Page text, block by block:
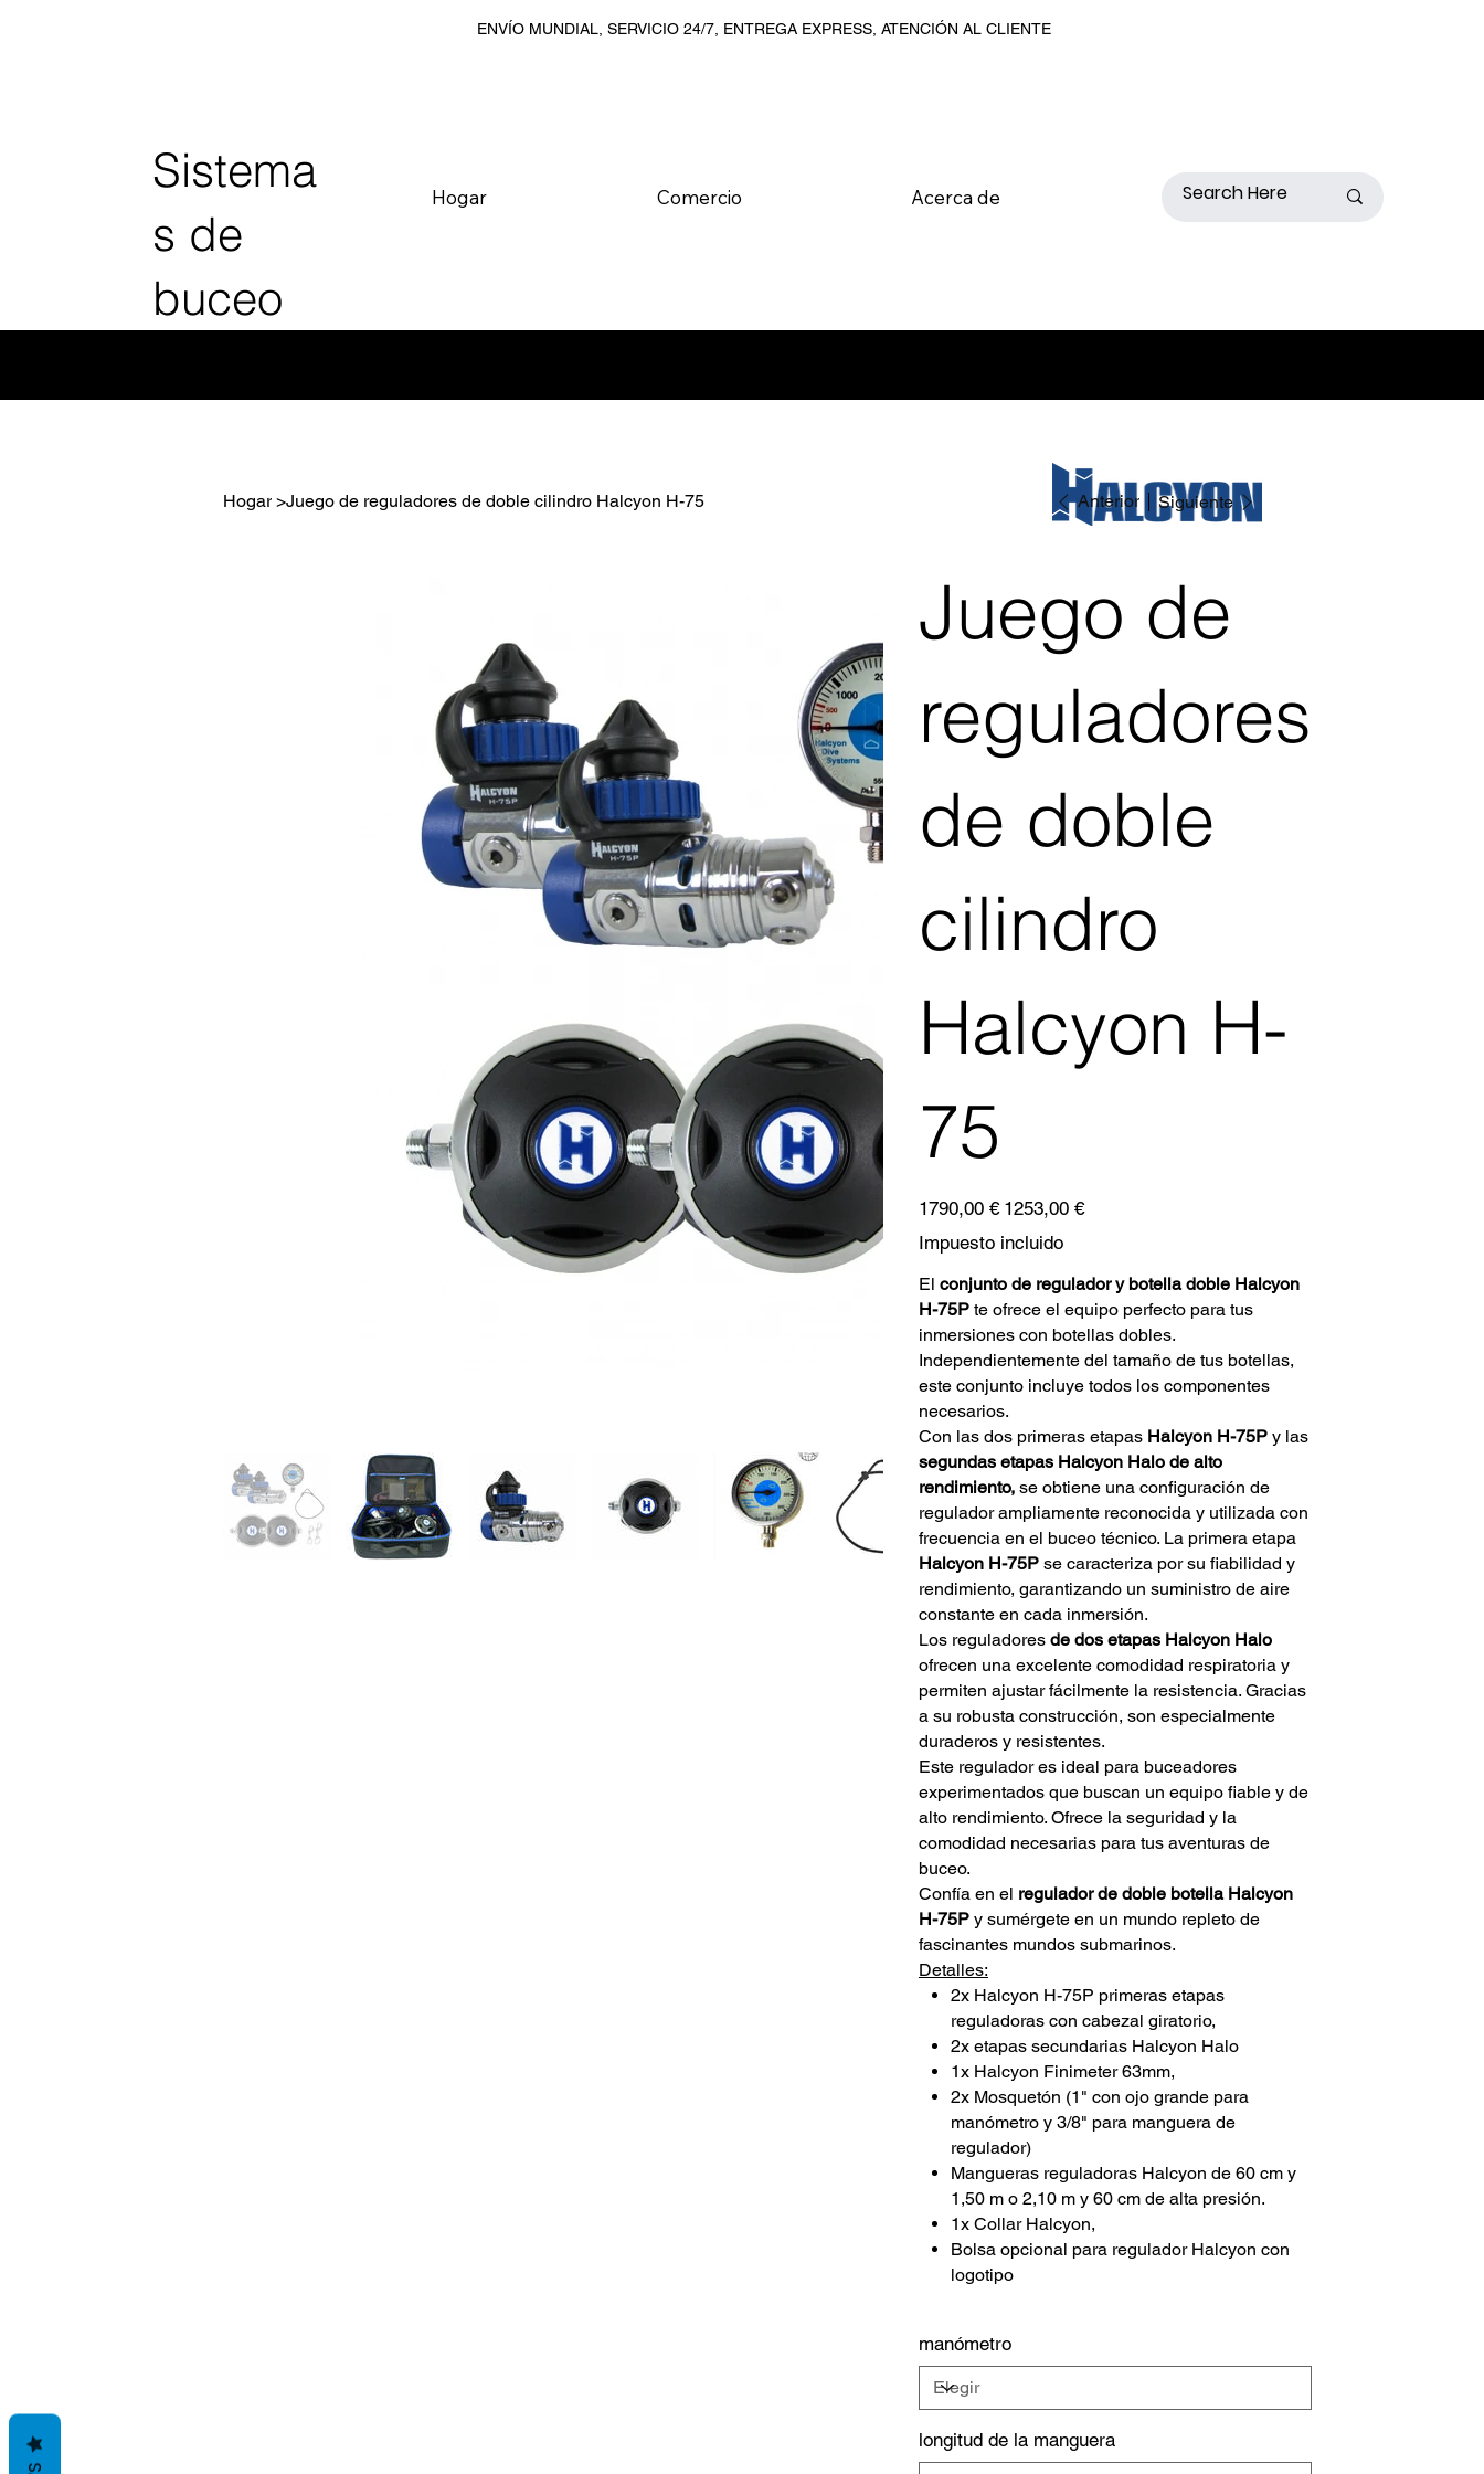
ENVÍO MUNDIAL, SERVICIO 24/7, ENTREGA EXPRESS, ATENCIÓN AL CLIENTE
Sistema
s de
buceo
Hogar Comercio Acerca de
Hogar >Juego de reguladores de doble cilindro Halcyon H-75 Anterior Siguiente
Juego de
reguladores
de doble
cilindro
Halcyon H-
75
Precio
original
1790,00 € Precio
de
1253,00 €
Impuesto incluido
El conjunto de regulador y botella doble Halcyon
H-75Pte ofrece el equipo perfecto para tus
inmersiones con botellas dobles.
Independientemente del tamaño de tus botellas,
este conjunto incluye todos los componentes
necesarios.
Con las dos primeras etapas Halcyon H-75Py las
segundas etapas Halcyon Halo de alto
rendimiento,se obtiene una configuración de
regulador ampliamente reconocida y utilizada con
frecuencia en el buceo técnico. La primera etapa
Halcyon H-75Pse caracteriza por su fiabilidad y
rendimiento, garantizando un suministro de aire
constante en cada inmersión.
Los reguladores de dos etapas Halcyon Halo
ofrecen una excelente comodidad respiratoria y
permiten ajustar fácilmente la resistencia. Gracias
a su robusta construcción, son especialmente
duraderos y resistentes.
Este regulador es ideal para buceadores
experimentados que buscan un equipo fiable y de
alto rendimiento. Ofrece la seguridad y la
comodidad necesarias para tus aventuras de
buceo.
Confía en el regulador de doble botella Halcyon
H-75Py sumérgete en un mundo repleto de
fascinantes mundos submarinos.
Detalles:
2x Halcyon H-75P primeras etapas
reguladoras con cabezal giratorio,
2x etapas secundarias Halcyon Halo
1x Halcyon Finimeter 63mm,
2x Mosquetón (1" con ojo grande para
manómetro y 3/8" para manguera de
regulador)
Mangueras reguladoras Halcyon de 60 cm y
1,50 m o 2,10 m y 60 cm de alta presión.
1x Collar Halcyon,
Bolsa opcional para regulador Halcyon con
logotipo
manómetro
longitud de la manguera